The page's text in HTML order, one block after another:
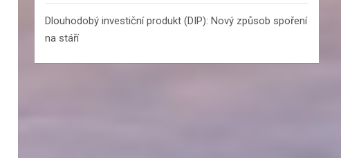
Dlouhodobý investiční produkt (DIP): Nový způsob spoření
na stáří